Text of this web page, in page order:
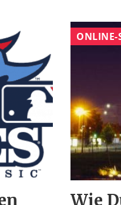
ONLINE-
Wie